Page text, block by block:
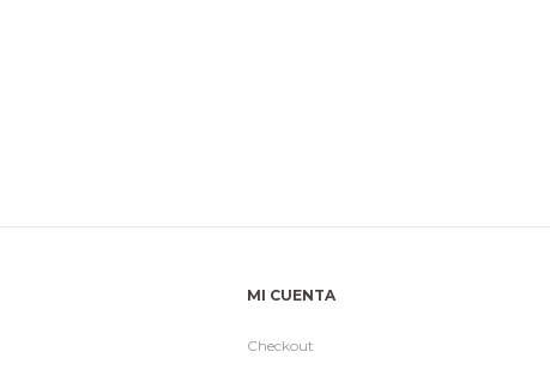
MI CUENTA
Checkout